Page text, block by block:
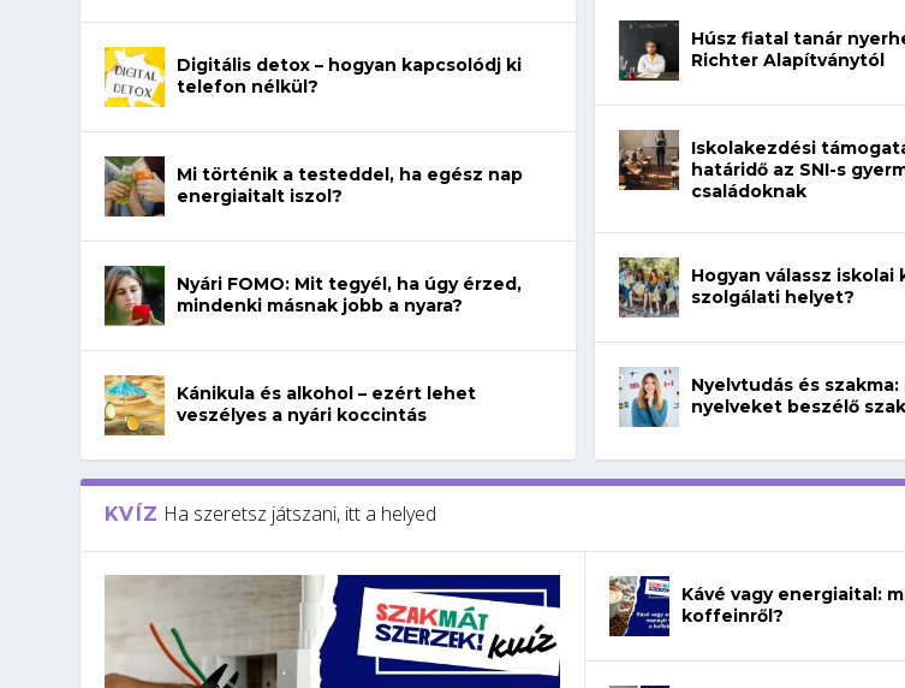
Digitális detox – hogyan kapcsolódj ki
telefon nélkül?
Mi történik a testeddel, ha egész nap
energiaitalt iszol?
Nyári FOMO: Mit tegyél, ha úgy érzed,
mindenki másnak jobb a nyara?
Kánikula és alkohol – ezért lehet
veszélyes a nyári koccintás
Húsz fiatal tanár
Richter Alapítványtól
Iskolakezdési
határidő az SNI-s
családoknak
Hogyan válassz iskolai
szolgálati helyet?
Nyelvtudás és
nyelveket beszélő
KVÍZ Ha szeretsz játszani, itt a helyed
Kávé vagy energiaital:
koffeinről?